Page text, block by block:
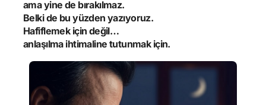
ama yine de bırakılmaz.
Belki de bu yüzden yazıyoruz.
Hafiflemek için değil…
anlaşılma ihtimaline tutunmak için.